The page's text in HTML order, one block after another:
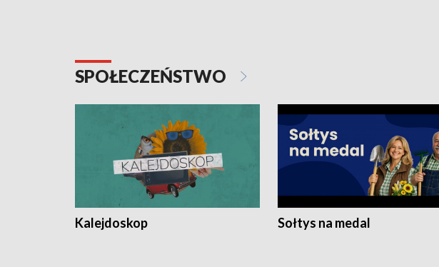
SPOŁECZEŃSTWO
Kalejdoskop Sołtys na medal